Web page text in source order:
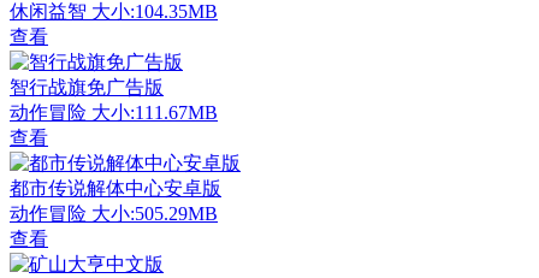
休闲益智 大小:104.35MB
查看
智行战旗免广告版
动作冒险 大小:111.67MB
查看
都市传说解体中心安卓版
动作冒险 大小:505.29MB
查看